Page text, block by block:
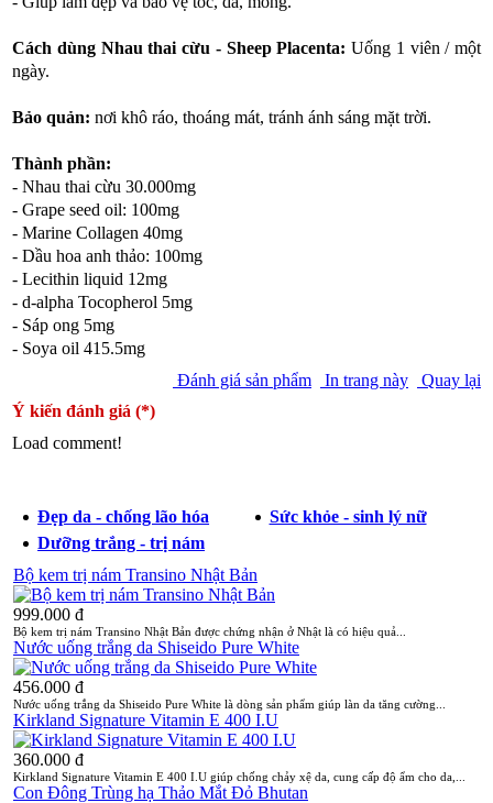
Cách dùng Nhau thai cừu - Sheep Placenta: Uống 1 viên / một
ngày.
Bảo quản: nơi khô ráo, thoáng mát, tránh ánh sáng mặt trời.
Thành phần:
- Nhau thai cừu 30.000mg
- Grape seed oil: 100mg
- Marine Collagen 40mg
- Dầu hoa anh thảo: 100mg
- Lecithin liquid 12mg
- d-alpha Tocopherol 5mg
- Sáp ong 5mg
- Soya oil 415.5mg
Đánh giá sản phẩm
In trang này
Quay lại
Ý kiến đánh giá (*)
Load comment!
Đẹp da - chống lão hóa
Sức khỏe - sinh lý nữ
Dưỡng trắng - trị nám
Bộ kem trị nám Transino Nhật Bản
999.000 đ
Bộ kem trị nám Transino Nhật Bản được chứng nhận ở Nhật là có hiệu quả...
Nước uống trắng da Shiseido Pure White
456.000 đ
Nước uống trắng da Shiseido Pure White là dòng sản phẩm giúp làn da tăng cường...
Kirkland Signature Vitamin E 400 I.U
360.000 đ
Kirkland Signature Vitamin E 400 I.U giúp chống chảy xệ da, cung cấp độ ẩm cho da,...
Con Đông Trùng hạ Thảo Mắt Đỏ Bhutan